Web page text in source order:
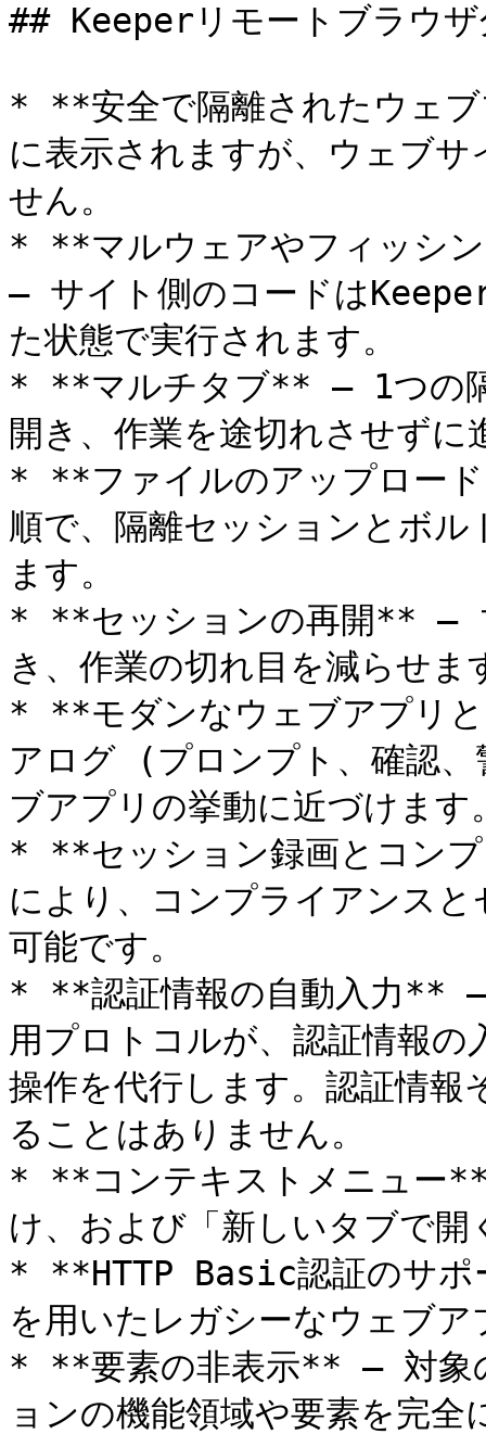
## Keeperリモートブラウザ
* **安全で隔離されたウェ
に表示されますが、ウェブ
せん。
* **マルウェアやフィッシ
— サイト側のコードは
た状態で実行されます。
* **マルチタブ** — 1つの隔
開き、作業を途切れさせずに
* **ファイルのアップロー
順で、隔離セッションとボ
ます。
* **セッションの再開** —
き、作業の切れ目を減らせま
* **モダンなウェブアプリ
アログ (プロンプト、確認
ブアプリの挙動に近づけます
* **セッション録画とコン
により、コンプライアンス
可能です。
* **認証情報の自動入力**
用プロトコルが、認証情報
操作を代行します。認証情報
ることはありません。
* **コンテキストメニュー
け、および「新しいタブで開
* **HTTP Basic認証のサ
を用いたレガシーなウェブ
* **要素の非表示** — 対象
ョンの機能領域や要素を完全